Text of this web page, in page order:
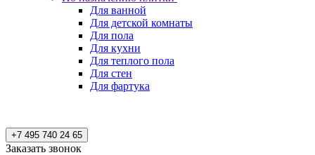
Для ванной
Для детской комнаты
Для пола
Для кухни
Для теплого пола
Для стен
Для фартука
+7 495 740 24 65
Заказать звонок